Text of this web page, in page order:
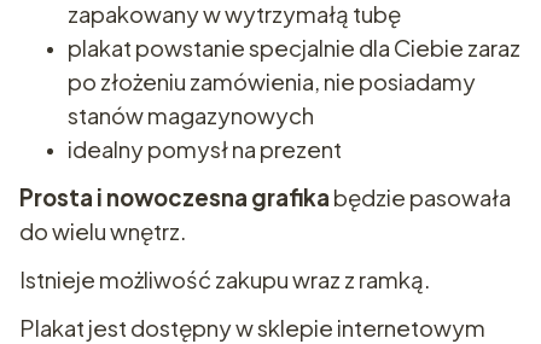
zapakowany w wytrzymałą tubę
plakat powstanie specjalnie dla Ciebie zaraz
po złożeniu zamówienia, nie posiadamy
stanów magazynowych
idealny pomysł na prezent
Prosta i nowoczesna grafika będzie pasowała
do wielu wnętrz.
Istnieje możliwość zakupu wraz z ramką.
Plakat jest dostępny w sklepie internetowym